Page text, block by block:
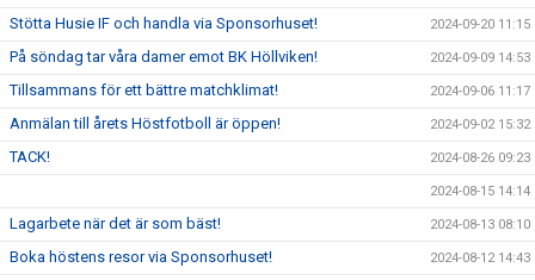
Stötta Husie IF och handla via Sponsorhuset! 2024-09-20 11:15
På söndag tar våra damer emot BK Höllviken! 2024-09-09 14:53
Tillsammans för ett bättre matchklimat! 2024-09-06 11:17
Anmälan till årets Höstfotboll är öppen! 2024-09-02 15:32
TACK! 2024-08-26 09:23
2024-08-15 14:14
Lagarbete när det är som bäst! 2024-08-13 08:10
Boka höstens resor via Sponsorhuset! 2024-08-12 14:43